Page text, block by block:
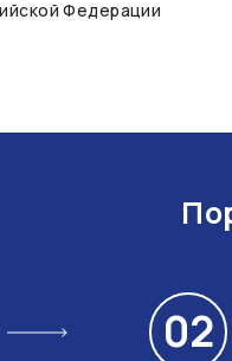
Федерации
02